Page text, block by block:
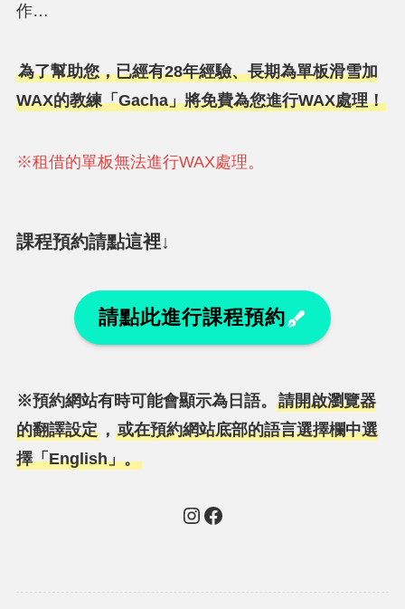
作…
為了幫助您，已經有28年經驗、長期為單板滑雪加
WAX的教練「Gacha」將免費為您進行WAX處理！
※租借的單板無法進行WAX處理。
課程預約請點這裡↓
請點此進行課程預約
※預約網站有時可能會顯示為日語。 請開啟瀏覽器
的翻譯設定， 或在預約網站底部的語言選擇欄中選
擇「English」。
Instagram
Facebook